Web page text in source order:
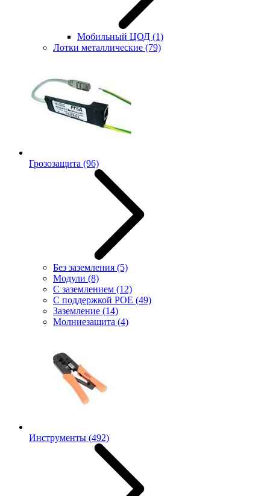
Мобильный ЦОД (1)
Лотки металлические (79)
Грозозащита (96)
Без заземления (5)
Модули (8)
С заземлением (12)
С поддержкой POE (49)
Заземление (14)
Молниезащита (4)
Инструменты (492)